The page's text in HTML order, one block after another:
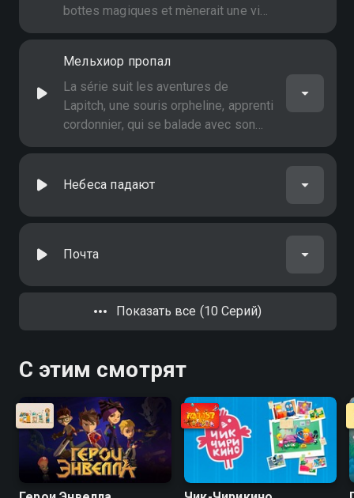
bottes magiques et mènerait une vie
tout à fait paisible, aux côtés de ses
trouble autour d'eux
Мельхиор пропал
La série suit les aventures de
Lapitch, une souris orpheline, apprenti
cordonnier, qui se balade avec son
chien Boundash. Son rêve est de
Небеса падают
Почта
Показать все (10 Серий)
С этим смотрят